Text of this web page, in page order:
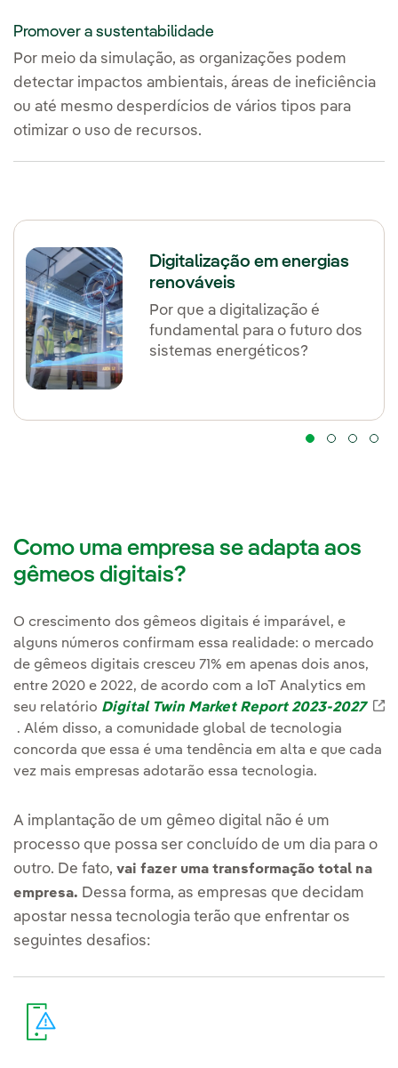
Promover a sustentabilidade
Por meio da simulação, as organizações podem
detectar impactos ambientais, áreas de ineficiência
ou até mesmo desperdícios de vários tipos para
otimizar o uso de recursos.
Digitalização em energias
renováveis
Por que a digitalização é
fundamental para o futuro dos
sistemas energéticos?
Como uma empresa se adapta aos
gêmeos digitais?
O crescimento dos gêmeos digitais é imparável, e
alguns números confirmam essa realidade: o mercado
de gêmeos digitais cresceu 71% em apenas dois anos,
entre 2020 e 2022, de acordo com a IoT Analytics em
seu relatório Digital Twin Market Report 2023-2027
Enlace externo, se abre en ventana nueva.
. Além disso, a comunidade global de tecnologia
concorda que essa é uma tendência em alta e que cada
vez mais empresas adotarão essa tecnologia.
A implantação de um gêmeo digital não é um
processo que possa ser concluído de um dia para o
outro. De fato, vai fazer uma transformação total na
empresa. Dessa forma, as empresas que decidam
apostar nessa tecnologia terão que enfrentar os
seguintes desafios: